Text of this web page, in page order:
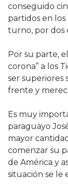
conseguido
partidos en
turno, por dos
Por su parte,
corona” a los
ser superiores
frente y
Es muy
paraguayo
mayor
comenzar su
de América y
situación se le